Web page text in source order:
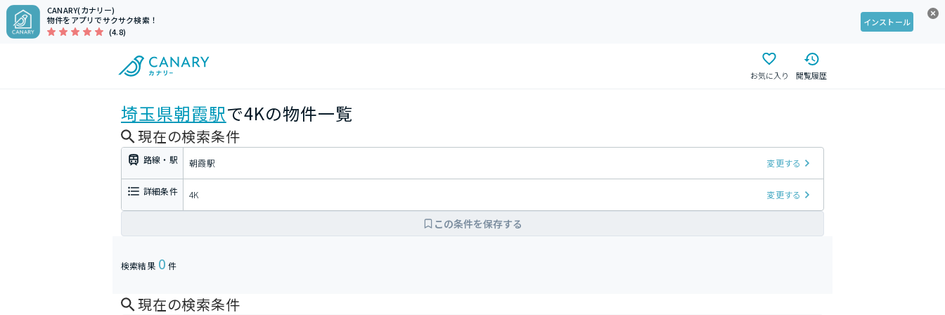
CANARY(カナリー)
物件をアプリでサクサク検索！
(4.8)
インストール
お気に入り 閲覧履歴
埼玉県朝霞駅で4Kの物件一覧
現在の検索条件
路線・駅 朝霞駅 変更する
詳細条件 4K 変更する
この条件を保存する
検索結果 0 件
現在の検索条件